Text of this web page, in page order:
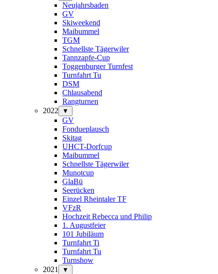
Neujahrsbaden
GV
Skiweekend
Maibummel
TGM
Schnellste Tägerwiler
Tannzapfe-Cup
Toggenburger Turnfest
Turnfahrt Tu
DSM
Chlausabend
Rangturnen
2022
▼
GV
Fondueplausch
Skitag
UHCT-Dorfcup
Maibummel
Schnellste Tägerwiler
Munotcup
GlaBü
Seerücken
Einzel Rheintaler TF
VFzR
Hochzeit Rebecca und Philip
1. Augustfeier
101 Jubiläum
Turnfahrt Ti
Turnfahrt Tu
Turnshow
2021
▼